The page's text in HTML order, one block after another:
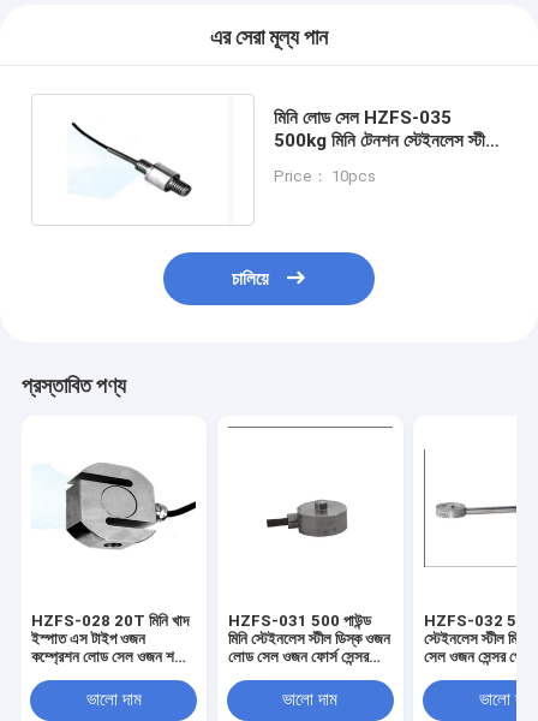
এর সেরা মূল্য পান
মিনি লোড সেল HZFS-035
500kg মিনি টেনশন স্টেইনলেস স্টীল
মেশিন 2.5-5V
Price： 10pcs
চালিয়ে
প্রস্তাবিত পণ্য
HZFS-028 20T মিনি খাদ
ইস্পাত এস টাইপ ওজন
কম্প্রেশন লোড সেল ওজন শক্তি
hopper স্কেল
ভালো দাম
HZFS-031 500 পাউন্ড
মিনি স্টেইনলেস স্টীল ডিস্ক ওজন
লোড সেল ওজন ফোর্স সেন্সর
5VDC সঙ্গেভালো দাম
HZFS-032 5t
স্টেইনলেস স্টীল
সেল ওজন সেন্সর
12V ডিসিভালো দাম